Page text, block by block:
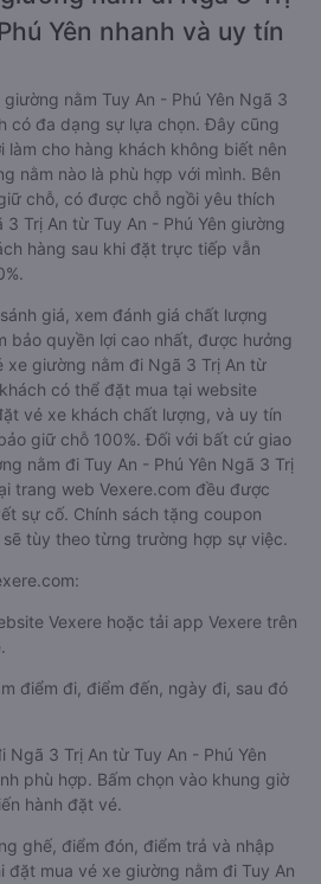
Yên nhanh và uy tín
nằm Tuy An - Phú Yên Ngã 3
có đa dạng sự lựa chọn. Đây cũng
làm cho hàng khách không biết nên
nằm nào là phù hợp với mình. Bên
chỗ, có được chỗ ngồi yêu thích
Trị An từ Tuy An - Phú Yên giường
hàng sau khi đặt trực tiếp vẫn
giá, xem đánh giá chất lượng
bảo quyền lợi cao nhất, được hưởng
xe giường nằm đi Ngã 3 Trị An từ
có thể đặt mua tại website
vé xe khách chất lượng, và uy tín
giữ chỗ 100%. Đối với bất cứ giao
nằm đi Tuy An - Phú Yên Ngã 3 Trị
trang web Vexere.com đều được
sự cố. Chính sách tặng coupon
tùy theo từng trường hợp sự việc.
Vexere hoặc tải app Vexere trên
điểm đi, điểm đến, ngày đi, sau đó
Ngã 3 Trị An từ Tuy An - Phú Yên
phù hợp. Bấm chọn vào khung giờ
hành đặt vé.
ghế, điểm đón, điểm trả và nhập
đặt mua vé xe giường nằm đi Tuy An